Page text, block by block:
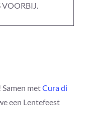
VOORBIJ.
metCura di
een Lentefeest